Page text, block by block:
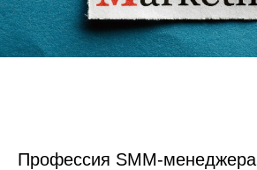
Профессия SMM-менеджера